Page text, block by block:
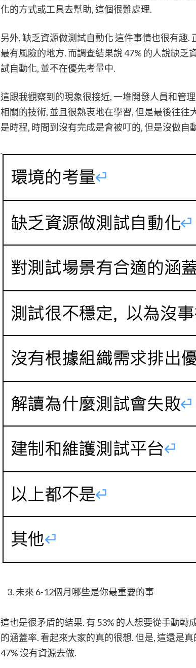
化的方式或工具去幫助, 這個很難處理.
另外, 缺乏資源做測試自動化 這件事情也很有趣.
最有風險的地方. 而調查結果說 47% 的人說缺乏
試自動化, 並不在優先考量中.
這跟我觀察到的現象很接近, 一堆開發人員和管
相關的技術, 並且很熱衷地在學習, 但是最後往往
是時程, 時間到沒有完成是會被叮的, 但是沒做自
未來 6-12個月哪些是你最重要的事
這也是很矛盾的結果. 有 53% 的人想要從手動轉
的涵蓋率. 看起來大家的真的很想. 但是, 這還是
47% 沒有資源去做.